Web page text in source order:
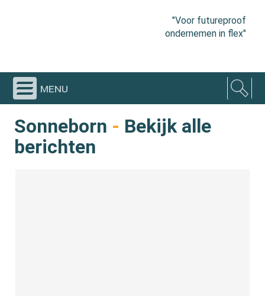
"Voor futureproof
ondernemen in flex"
menu
Sonneborn - Bekijk alle
berichten